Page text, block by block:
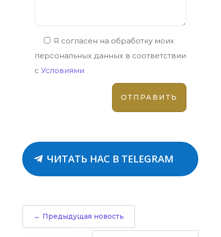
Я согласен на обработку моих
персональных данных в соответствии
с Условиями
ЧИТАТЬ НАС В TELEGRAM
← Предыдущая новость